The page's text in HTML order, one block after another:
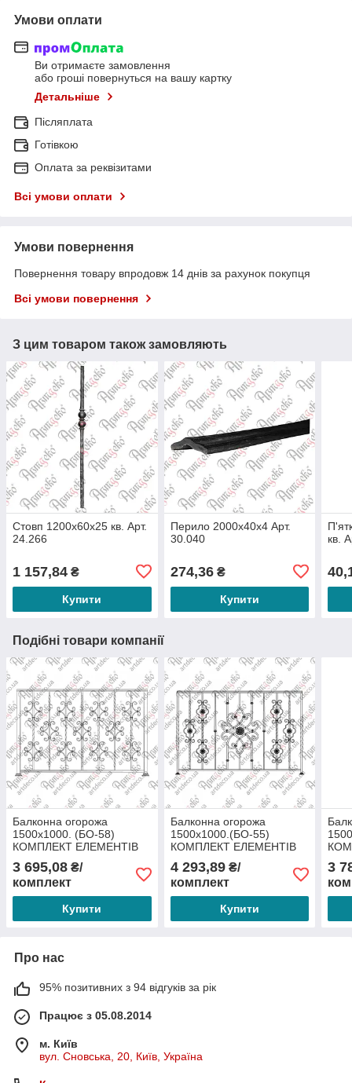
Умови оплати
Ви отримаєте замовлення
або гроші повернуться на вашу картку
Детальніше
Післяплата
Готівкою
Оплата за реквізитами
Всі умови оплати
Умови повернення
Повернення товару впродовж 14 днів за рахунок покупця
Всі умови повернення
З цим товаром також замовляють
Стовп 1200х60х25 кв. Арт.
24.266
1 157,84 ₴
Купити
Перило 2000х40х4 Арт.
30.040
274,36₴
Купити
кв.
Подібні товари компанії
Балконна огорожа
1500х1000. (БО-58)
КОМПЛЕКТ ЕЛЕМЕНТІВ
3 695,08 ₴/
комплект
Купити
Балконна огорожа
1500х1000.(БО-55)
КОМПЛЕКТ ЕЛЕМЕНТІВ
4 293,89₴/
комплект
Купити
3
Про нас
95% позитивних з 94 відгуків за рік
Працює з 05.08.2014
м. Київ
вул. Сновська, 20, Київ, Україна